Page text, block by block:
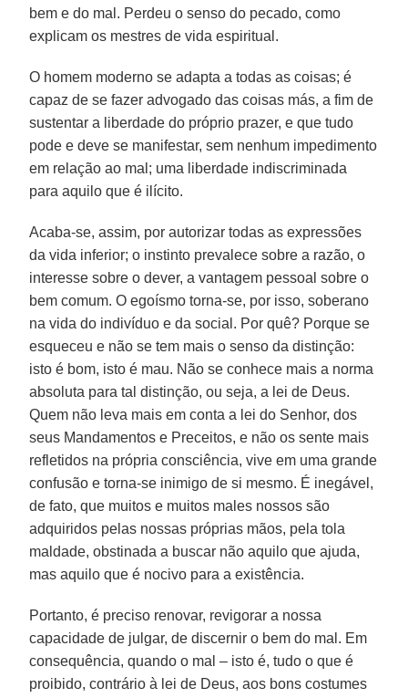
bem e do mal. Perdeu o senso do pecado, como
explicam os mestres de vida espiritual.
O homem moderno se adapta a todas as coisas; é
capaz de se fazer advogado das coisas más, a fim de
sustentar a liberdade do próprio prazer, e que tudo
pode e deve se manifestar, sem nenhum impedimento
em relação ao mal; uma liberdade indiscriminada
para aquilo que é ilícito.
Acaba-se, assim, por autorizar todas as expressões
da vida inferior; o instinto prevalece sobre a razão, o
interesse sobre o dever, a vantagem pessoal sobre o
bem comum. O egoísmo torna-se, por isso, soberano
na vida do indivíduo e da social. Por quê? Porque se
esqueceu e não se tem mais o senso da distinção:
isto é bom, isto é mau. Não se conhece mais a norma
absoluta para tal distinção, ou seja, a lei de Deus.
Quem não leva mais em conta a lei do Senhor, dos
seus Mandamentos e Preceitos, e não os sente mais
refletidos na própria consciência, vive em uma grande
confusão e torna-se inimigo de si mesmo. É inegável,
de fato, que muitos e muitos males nossos são
adquiridos pelas nossas próprias mãos, pela tola
maldade, obstinada a buscar não aquilo que ajuda,
mas aquilo que é nocivo para a existência.
Portanto, é preciso renovar, revigorar a nossa
capacidade de julgar, de discernir o bem do mal. Em
consequência, quando o mal – isto é, tudo o que é
proibido, contrário à lei de Deus, aos bons costumes